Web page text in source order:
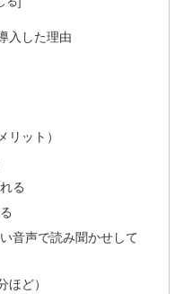
入した理由
ット）
る
音声で読み聞かせして
ど）